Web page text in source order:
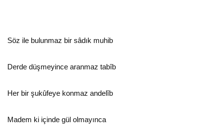
Söz ile bulunmaz bir sâdık muhib
Derde düşmeyince aranmaz tabîb
Her bir şukûfeye konmaz andelîb
Madem ki içinde gül olmayınca